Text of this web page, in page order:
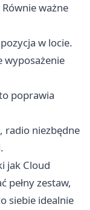
ważne
w locie.
wyposażenie
poprawia
radio niezbędne
jak Cloud
pełny zestaw,
siebie idealnie